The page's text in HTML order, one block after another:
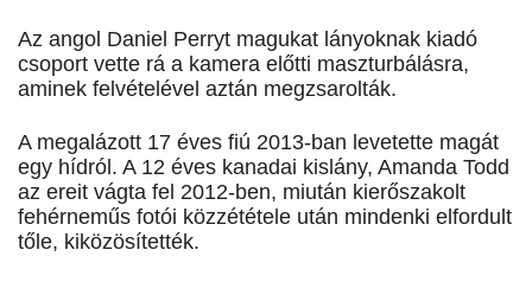
Az angol Daniel Perryt magukat lányoknak kiadó
csoport vette rá a kamera előtti maszturbálásra,
aminek felvételével aztán megzsarolták.
A megalázott 17 éves fiú 2013-ban levetette magát
egy hídról. A 12 éves kanadai kislány, Amanda Todd
az ereit vágta fel 2012-ben, miután kierőszakolt
fehérneműs fotói közzététele után mindenki elfordult
tőle, kiközösítették.